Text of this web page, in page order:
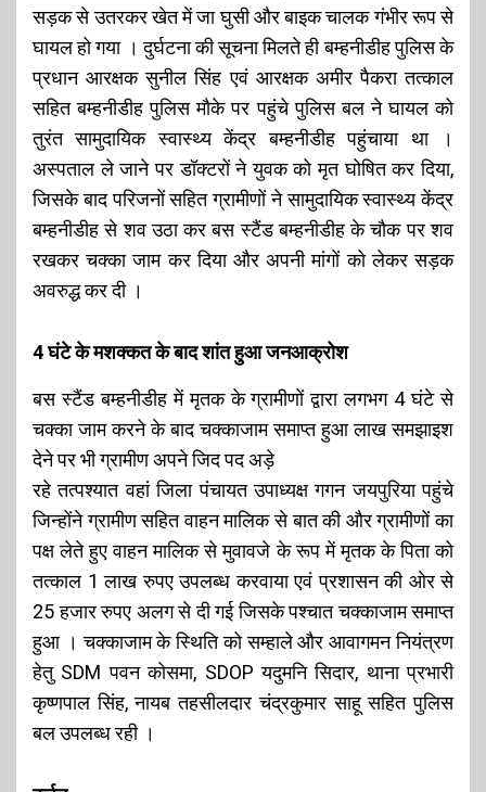
सड़क से उतरकर खेत में जा घुसी और बाइक चालक गंभीर रूप से
घायल हो गया । दुर्घटना की सूचना मिलते ही बम्हनीडीह पुलिस के
प्रधान आरक्षक सुनील सिंह एवं आरक्षक अमीर पैकरा तत्काल
सहित बम्हनीडीह पुलिस मौके पर पहुंचे पुलिस बल ने घायल को
तुरंत सामुदायिक स्वास्थ्य केंद्र बम्हनीडीह पहुंचाया था ।
अस्पताल ले जाने पर डॉक्टरों ने युवक को मृत घोषित कर दिया,
जिसके बाद परिजनों सहित ग्रामीणों ने सामुदायिक स्वास्थ्य केंद्र
बम्हनीडीह से शव उठा कर बस स्टैंड बम्हनीडीह के चौक पर शव
रखकर चक्का जाम कर दिया और अपनी मांगों को लेकर सड़क
अवरुद्ध कर दी ।
4 घंटे के मशक्कत के बाद शांत हुआ जनआक्रोश
बस स्टैंड बम्हनीडीह में मृतक के ग्रामीणों द्वारा लगभग 4 घंटे से
चक्का जाम करने के बाद चक्काजाम समाप्त हुआ लाख समझाइश
देने पर भी ग्रामीण अपने जिद पद अड़े
रहे तत्पश्यात वहां जिला पंचायत उपाध्यक्ष गगन जयपुरिया पहुंचे
जिन्होंने ग्रामीण सहित वाहन मालिक से बात की और ग्रामीणों का
पक्ष लेते हुए वाहन मालिक से मुवावजे के रूप में मृतक के पिता को
तत्काल 1 लाख रुपए उपलब्ध करवाया एवं प्रशासन की ओर से
25 हजार रुपए अलग से दी गई जिसके पश्चात चक्काजाम समाप्त
हुआ । चक्काजाम के स्थिति को सम्हाले और आवागमन नियंत्रण
हेतु SDM पवन कोसमा, SDOP यदुमनि सिदार, थाना प्रभारी
कृष्णपाल सिंह, नायब तहसीलदार चंद्रकुमार साहू सहित पुलिस
बल उपलब्ध रही ।